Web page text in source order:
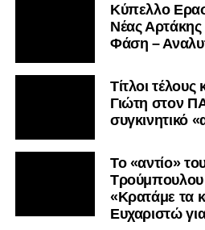
Kύπελλο
Nέας
Φάση –
Τίτλοι τέλους
Γιώτη στον
συγκινητικό
Το «αντίο»
«Κρατάμε τα
Ευχαριστώ